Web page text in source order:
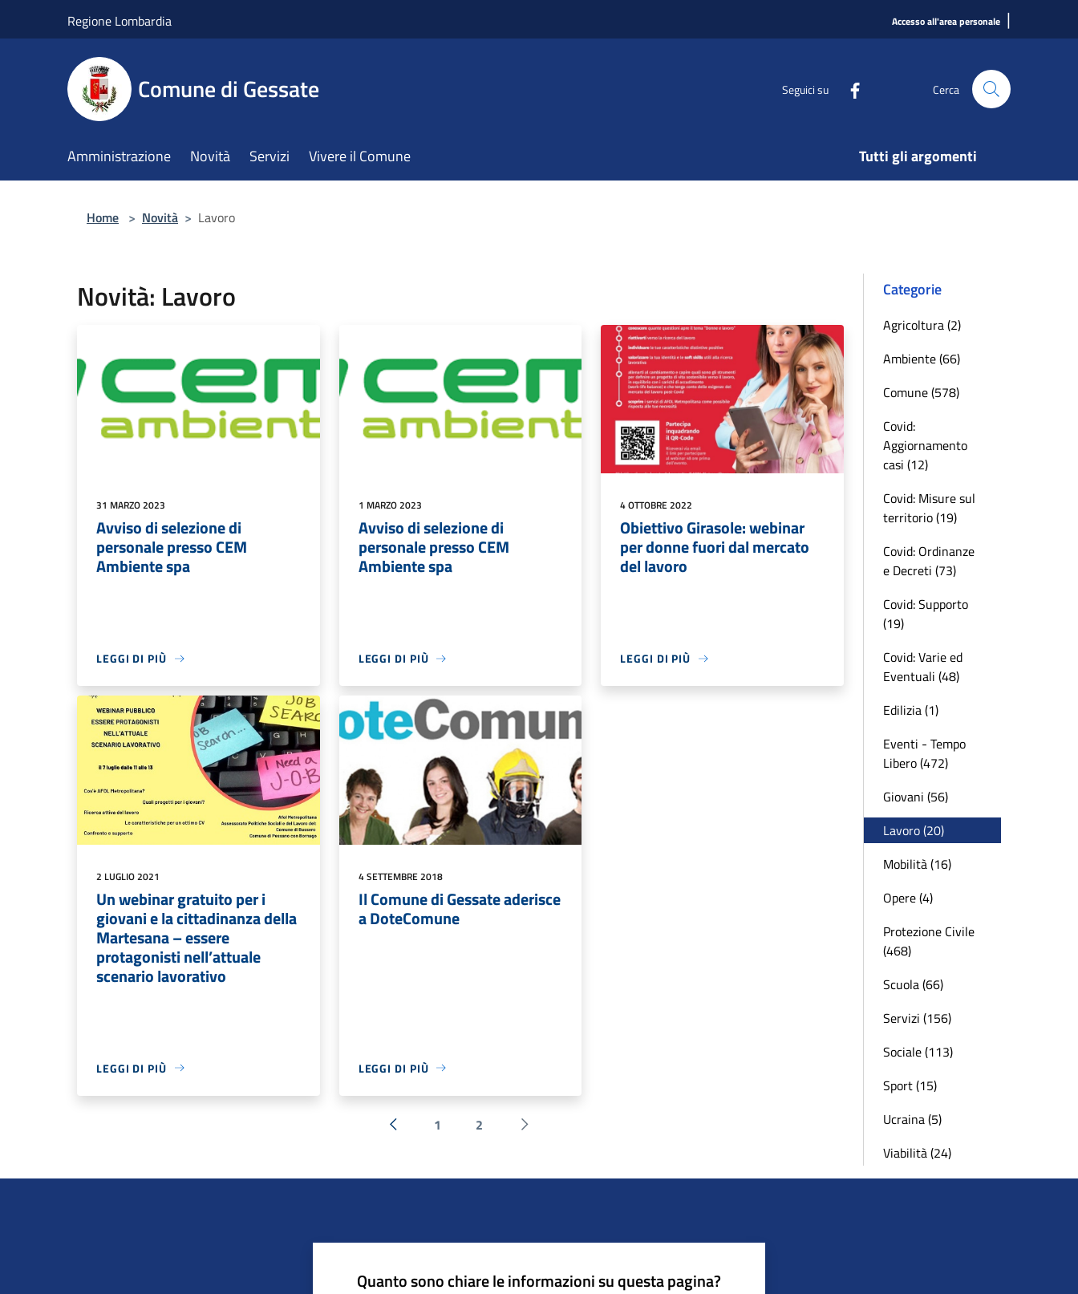
Regione Lombardia Accesso all'area personale |
Comune di Gessate Seguici su Cerca
Amministrazione Novità Servizi Vivere il Comune Tutti gli argomenti
Home > Novità > Lavoro
Novità: Lavoro
31 MARZO 2023
Avviso di selezione di
personale presso CEM
Ambiente spa
LEGGI DI PIÙ
1 MARZO 2023
Avviso di selezione di
personale presso CEM
Ambiente spa
LEGGI DI PIÙ
4 OTTOBRE 2022
Obiettivo Girasole: webinar
per donne fuori dal mercato
del lavoro
LEGGI DI PIÙ
2 LUGLIO 2021
Un webinar gratuito per i
giovani e la cittadinanza della
Martesana – essere
protagonisti nell’attuale
scenario lavorativo
LEGGI DI PIÙ
4 SETTEMBRE 2018
Il Comune di Gessate aderisce
a DoteComune
LEGGI DI PIÙ
« Precedente
1 2
Successiva »
Categorie
Agricoltura (2)
Ambiente (66)
Comune (578)
Covid:
Aggiornamento
casi (12)
Covid: Misure sul
territorio (19)
Covid: Ordinanze
e Decreti (73)
Covid: Supporto
(19)
Covid: Varie ed
Eventuali (48)
Edilizia (1)
Eventi - Tempo
Libero (472)
Giovani (56)
Lavoro (20)
Mobilità (16)
Opere (4)
Protezione Civile
(468)
Scuola (66)
Servizi (156)
Sociale (113)
Sport (15)
Ucraina (5)
Viabilità (24)
Quanto sono chiare le informazioni su questa pagina?